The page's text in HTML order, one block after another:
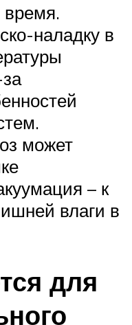
наладку в
может
– к
влаги в
для